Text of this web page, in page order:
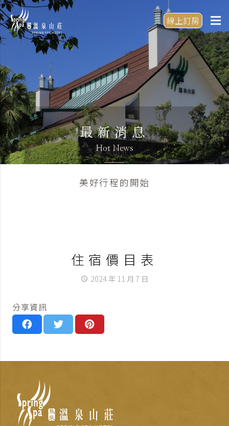
線上訂房
最新消息
Hot News
美好行程的開始
住宿價目表
access_time 2024 年 11 月 7 日
分享資訊